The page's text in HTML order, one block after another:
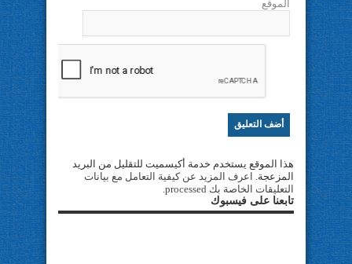
الموقع
هذا الموقع يستخدم خدمة أكيسميت للتقليل من البريد
المزعجة. اعرف المزيد عن كيفية التعامل مع بيانات
التعليقات الخاصة بك processed
تابعنا على فيسبوك